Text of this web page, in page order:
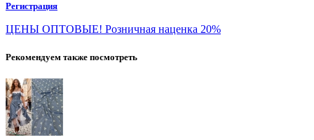
Регистрация
ЦЕНЫ ОПТОВЫЕ! Розничная наценка 20%
Рекомендуем также посмотреть